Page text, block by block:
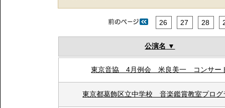
26 27 28
公演名
東京音協 4月例会 米良美一 コンサー
東京都葛飾区立中学校 音楽鑑賞教室プログ